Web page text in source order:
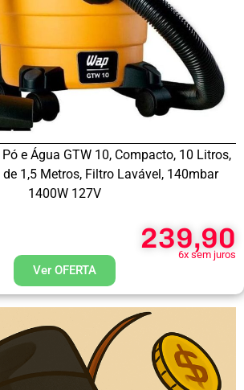
e Água GTW 10, Compacto, 10 Litros,
1,5 Metros, Filtro Lavável, 140mbar
1400W 127V
239,90
6x sem juros
Ver OFERTA